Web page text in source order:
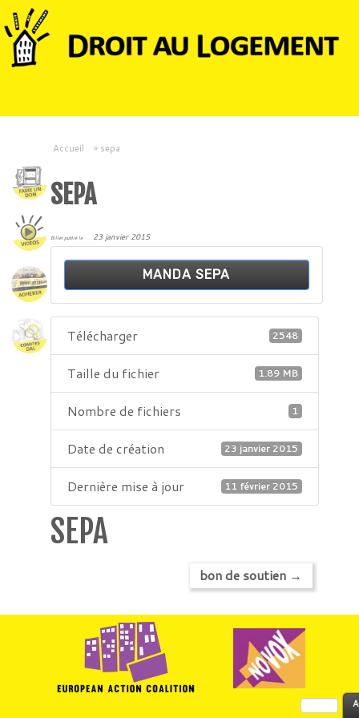
Accueil » sepa
SEPA
Billet publié le 23 janvier 2015
MANDA SEPA
Télécharger 2548
Taille du fichier 1.89 MB
Nombre de fichiers 1
Date de création 23 janvier 2015
Dernière mise à jour 11 février 2015
SEPA
bon de soutien →
Rechercher :